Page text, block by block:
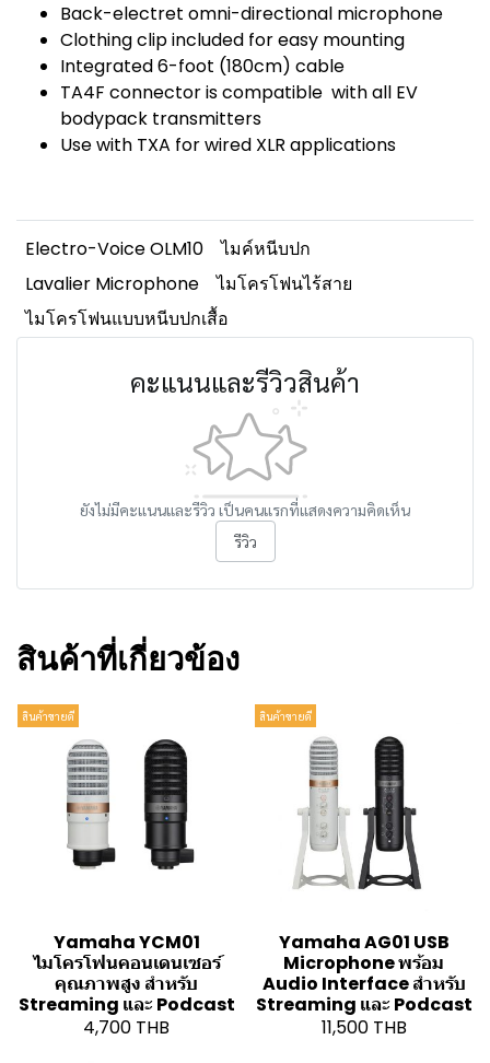
Back-electret omni-directional microphone
Clothing clip included for easy mounting
Integrated 6-foot (180cm) cable
TA4F connector is compatible with all EV
bodypack transmitters
Use with TXA for wired XLR applications
Electro-Voice OLM10
ไมค์หนีบปก
Lavalier Microphone
ไมโครโฟนไร้สาย
ไมโครโฟนแบบหนีบปกเสื้อ
คะแนนและรีวิวสินค้า
ยังไม่มีคะแนนและรีวิว เป็นคนแรกที่แสดงความคิดเห็น
รีวิว
สินค้าที่เกี่ยวข้อง
สินค้าขายดี
Yamaha YCM01
ไมโครโฟนคอนเดนเซอร์
คุณภาพสูง สำหรับ
Streaming และ Podcast
4,700 THB
สินค้าขายดี
Yamaha AG01 USB
Microphone พร้อม
Audio Interface สำหรับ
Streaming และ Podcast
11,500 THB